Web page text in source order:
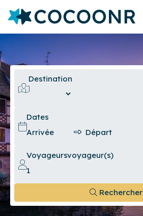
Destination
Dates
Voyageursvoyageur(s)
Rechercher